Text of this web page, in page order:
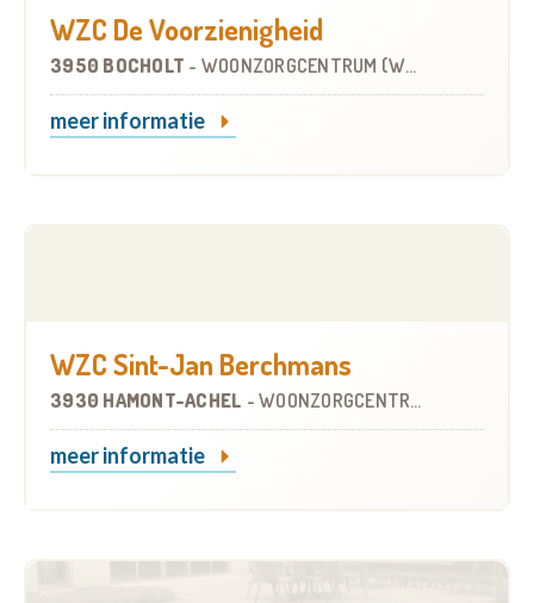
WZC De Voorzienigheid
3950 BOCHOLT - WOONZORGCENTRUM (WZC)
meer informatie
WZC Sint-Jan Berchmans
3930 HAMONT-ACHEL - WOONZORGCENTRUM (WZC)
meer informatie